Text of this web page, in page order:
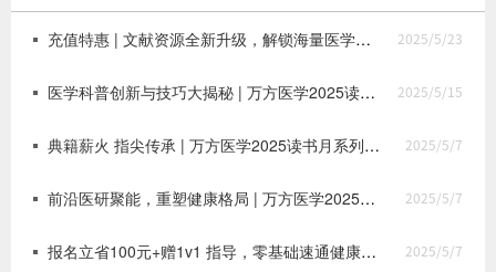
充值特惠 | 文献资源全新升级，解锁海量医学文献新体验 2025/5/23
医学科普创新与技巧大揭秘 | 万方医学2025读书月系列专题活动第四期上线啦！ 2025/5/15
典籍薪火 指尖传承 | 万方医学2025读书月系列专题活动第三期上线啦！ 2025/5/7
前沿医研聚能，重塑健康格局 | 万方医学2025读书月系列专题活动第二期上线啦！ 2025/5/7
报名立省100元+赠1v1 指导，零基础速通健康科普，名额有限，欢迎报名！ 2025/5/7